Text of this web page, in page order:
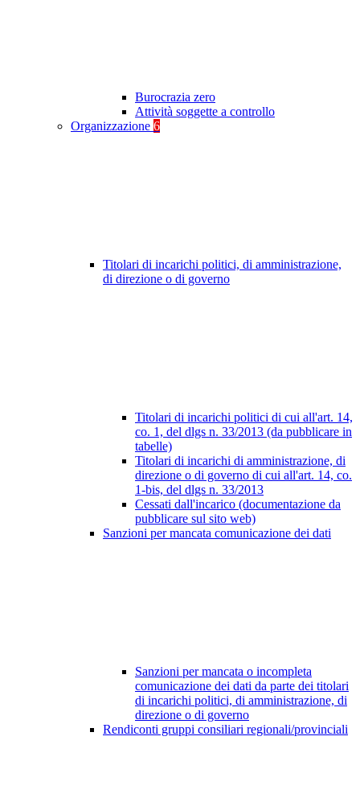
Burocrazia zero
Attività soggette a controllo
Organizzazione 6
Titolari di incarichi politici, di amministrazione,
di direzione o di governo
Titolari di incarichi politici di cui all'art. 14,
co. 1, del dlgs n. 33/2013 (da pubblicare in
tabelle)
Titolari di incarichi di amministrazione, di
direzione o di governo di cui all'art. 14, co.
1-bis, del dlgs n. 33/2013
Cessati dall'incarico (documentazione da
pubblicare sul sito web)
Sanzioni per mancata comunicazione dei dati
Sanzioni per mancata o incompleta
comunicazione dei dati da parte dei titolari
di incarichi politici, di amministrazione, di
direzione o di governo
Rendiconti gruppi consiliari regionali/provinciali